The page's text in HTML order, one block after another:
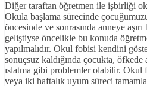
Diğer taraftan öğretmen ile işbirliği
Okula başlama sürecinde
öncesinde ve sonrasında anneye
geliştiyse öncelikle bu konuda
yapılmalıdır. Okul fobisi kendini
sonuçsuz kaldığında çocukta,
ıslatma gibi problemler olabilir.
veya iki haftalık uyum süreci